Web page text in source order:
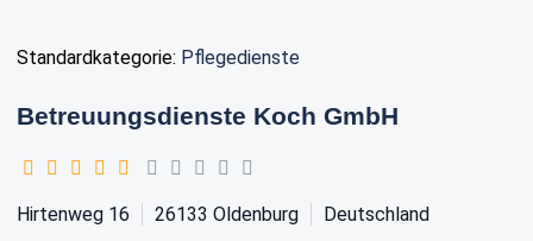
Standardkategorie: Pflegedienste
Betreuungsdienste Koch GmbH
Hirtenweg 16 26133 Oldenburg Deutschland